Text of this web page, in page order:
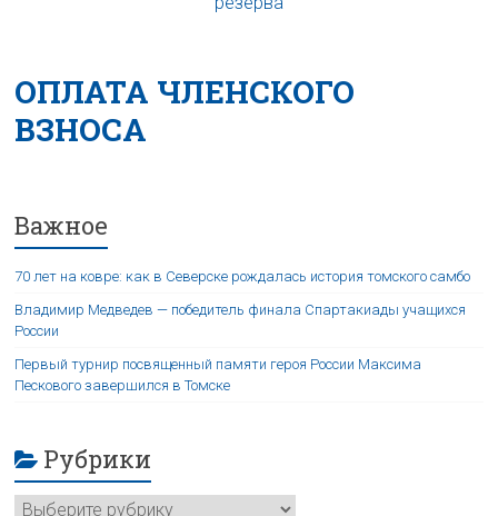
ОПЛАТА ЧЛЕНСКОГО
ВЗНОСА
Важное
70 лет на ковре: как в Северске рождалась история томского самбо
Владимир Медведев — победитель финала Спартакиады учащихся
России
Первый турнир посвященный памяти героя России Максима
Пескового завершился в Томске
Рубрики